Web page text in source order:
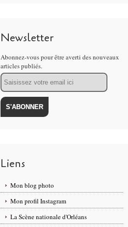
Newsletter
Abonnez-vous pour être averti des nouveaux
articles publiés.
Email
Liens
Mon blog photo
Mon profil Instagram
La Scène nationale d'Orléans